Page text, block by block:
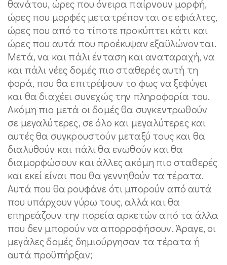
θανάτου, ώρες που όνειρα παίρνουν μορφή,
ώρες που μορφές μετατρέπονται σε εφιάλτες,
ώρες που από το τίποτε προκύπτει κάτι και
ώρες που αυτά που προέκυψαν εξαϋλώνονται.
Μετά, να και πάλι ένταση και αναταραχή, να
και πάλι νέες δομές πιο σταθερές αυτή τη
φορά, που θα επιτρέψουν το φως να ξεφύγει
και θα διαχέει συνεχώς την πληροφορία του.
Ακόμη πιο μετά οι δομές θα συγκεντρωθούν
σε μεγαλύτερες, σε όλο και μεγαλύτερες και
αυτές θα συγκρουστούν μεταξύ τους και θα
διαλυθούν και πάλι θα ενωθούν και θα
διαμορφώσουν και άλλες ακόμη πιο σταθερές
και εκεί είναι που θα γεννηθούν τα τέρατα.
Αυτά που θα ρουφάνε ότι μπορούν από αυτά
που υπάρχουν γύρω τους, αλλά και θα
επηρεάζουν την πορεία αρκετών από τα άλλα
που δεν μπορούν να απορροφήσουν. Άραγε, οι
μεγάλες δομές δημιούργησαν τα τέρατα ή
αυτά προϋπήρξαν;